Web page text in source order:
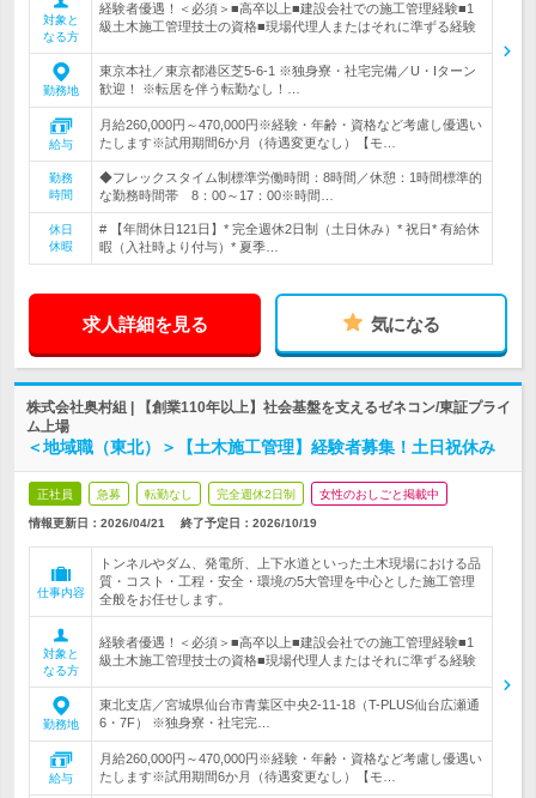
対象と
なる方
経験者優遇！＜必須＞■高卒以上■建設会社での施工管理経験■1
級土木施工管理技士の資格■現場代理人またはそれに準ずる経験
勤務地
東京本社／東京都港区芝5-6-1 ※独身寮・社宅完備／U・Iターン
歓迎！ ※転居を伴う転勤なし！…
給与
月給260,000円～470,000円※経験・年齢・資格など考慮し優遇い
たします※試用期間6か月（待遇変更なし）【モ…
勤務
時間
◆フレックスタイム制標準労働時間：8時間／休憩：1時間標準的
な勤務時間帯 8：00～17：00※時間…
休日
休暇
# 【年間休日121日】* 完全週休2日制（土日休み）* 祝日* 有給休
暇（入社時より付与）* 夏季…
求人詳細を見る 気になる
株式会社奥村組 | 【創業110年以上】社会基盤を支えるゼネコン/東証プライ
ム上場
＜地域職（東北）＞【土木施工管理】経験者募集！土日祝休み
正社員 急募 転勤なし 完全週休2日制 女性のおしごと掲載中
情報更新日：2026/04/21 終了予定日： 2026/10/19
仕事内容
トンネルやダム、発電所、上下水道といった土木現場における品
質・コスト・工程・安全・環境の5大管理を中心とした施工管理
全般をお任せします。
対象と
なる方
経験者優遇！＜必須＞■高卒以上■建設会社での施工管理経験■1
級土木施工管理技士の資格■現場代理人またはそれに準ずる経験
勤務地
東北支店／宮城県仙台市青葉区中央2-11-18（T-PLUS仙台広瀬通
6・7F） ※独身寮・社宅完…
給与
月給260,000円～470,000円※経験・年齢・資格など考慮し優遇い
たします※試用期間6か月（待遇変更なし）【モ…